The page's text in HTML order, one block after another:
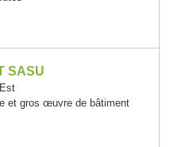
SASU
et gros œuvre de bâtiment